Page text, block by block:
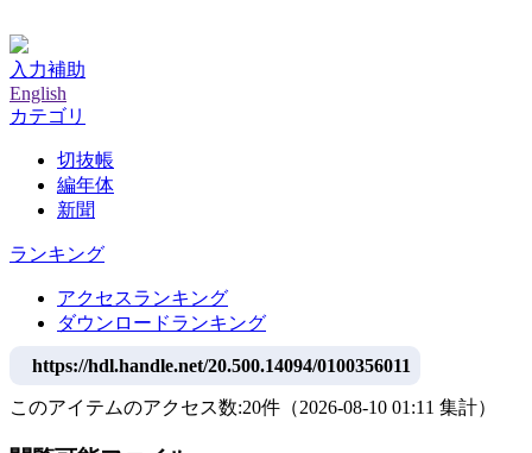
入力補助
English
カテゴリ
切抜帳
編年体
新聞
ランキング
アクセスランキング
ダウンロードランキング
https://hdl.handle.net/20.500.14094/0100356011
このアイテムのアクセス数:20件 （2026-08-10 01:11 集計）